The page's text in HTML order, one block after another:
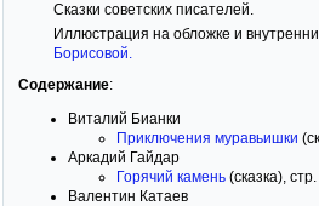
Сказки советских писателей.
Иллюстрация на обложке и
Борисовой.
Содержание:
Виталий Бианки
Приключения муравьишки
Аркадий Гайдар
Горячий камень (сказка),
Валентин Катаев